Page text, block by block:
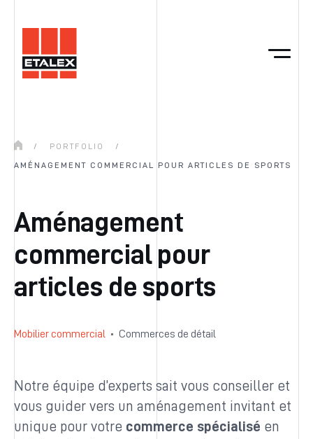
/ PORTFOLIO /
AMÉNAGEMENT COMMERCIAL POUR ARTICLES DE SPORTS
Aménagement
commercial pour
articles de sports
Mobilier commercial Commerces de détail
Notre équipe d’experts sait vous conseiller et
vous guider vers un aménagement invitant et
unique pour votre commerce spécialisé en